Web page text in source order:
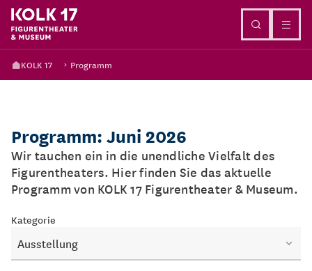
KOLK 17 Programm
Programm: Juni 2026
Wir tauchen ein in die unendliche Vielfalt des
Figurentheaters. Hier finden Sie das aktuelle
Programm von KOLK 17 Figurentheater & Museum.
Kategorie
Ausstellung